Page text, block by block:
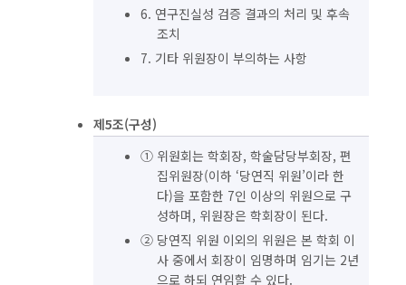
6. 연구진실성 검증 결과의 처리 및 후속
조치
7. 기타 위원장이 부의하는 사항
제5조(구성)
① 위원회는 학회장, 학술담당부회장, 편
집위원장(이하 ‘당연직 위원’이라 한
다)을 포함한 7인 이상의 위원으로 구
성하며, 위원장은 학회장이 된다.
② 당연직 위원 이외의 위원은 본 학회 이
사 중에서 회장이 임명하며 임기는 2년
으로 하되 연임할 수 있다.